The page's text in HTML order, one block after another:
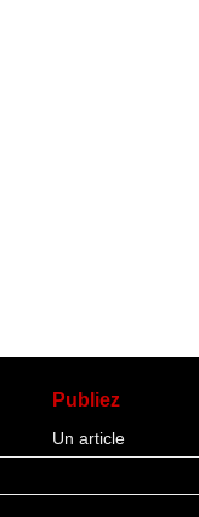
Publiez
Un article